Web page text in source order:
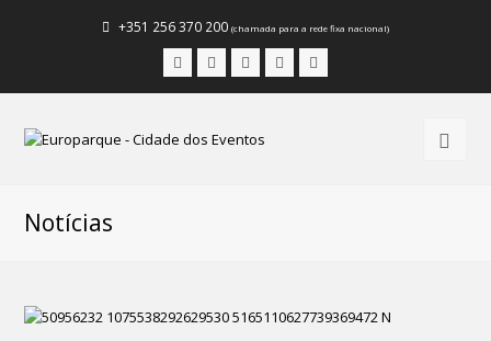
+351 256 370 200 (chamada para a rede fixa nacional)
FacebookInstagram
LinkedInYoutube
Notícias